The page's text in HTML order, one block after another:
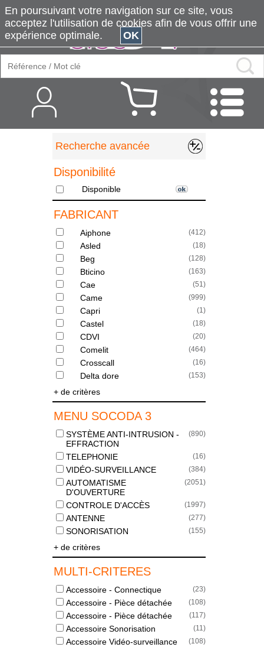
Recherche avancée
Disponibilité
Disponible
FABRICANT
Aiphone (412)
Asled (18)
Beg (128)
Bticino (163)
Cae (51)
Came (999)
Capri (1)
Castel (18)
CDVI (20)
Comelit (464)
Crosscall (16)
Delta dore (153)
+ de critères
MENU SOCODA 3
SYSTÈME ANTI-INTRUSION -
EFFRACTION
(890)
TELEPHONIE (16)
VIDÉO-SURVEILLANCE (384)
AUTOMATISME
D'OUVERTURE
(2051)
CONTROLE D'ACCÈS (1997)
ANTENNE (277)
SONORISATION (155)
+ de critères
MULTI-CRITERES
Accessoire - Connectique (23)
Accessoire - Pièce détachée (108)
Accessoire - Pièce détachée (117)
Accessoire Sonorisation (11)
Accessoire Vidéo-surveillance (108)
En poursuivant votre navigation sur ce site, vous
acceptez l'utilisation de cookies afin de vous offrir une
expérience optimale.
OK